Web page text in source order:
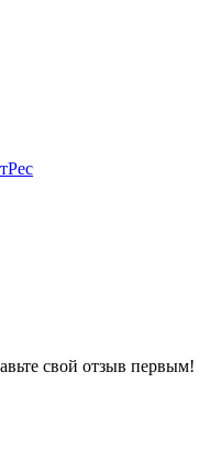
свой отзыв первым!